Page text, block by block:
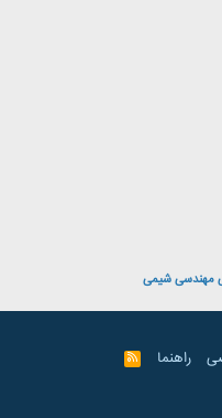
مهندسی شیمی
راهنما
R
S